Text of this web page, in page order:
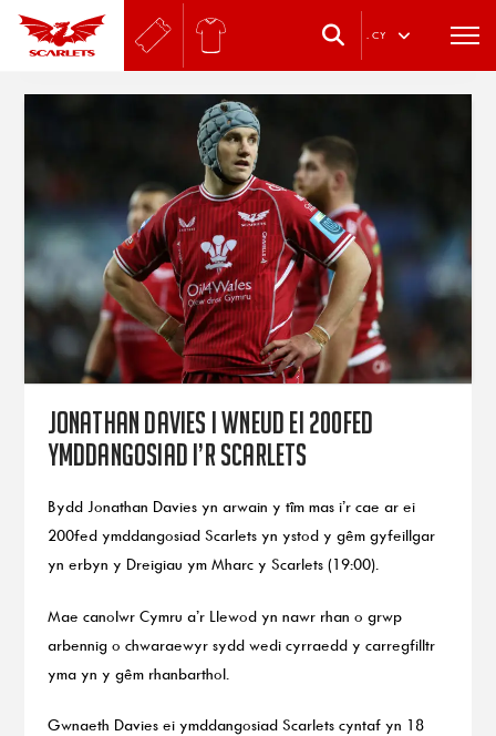
. CY
Jonathan Davies i wneud ei 200fed
ymddangosiad i’r Scarlets
Bydd Jonathan Davies yn arwain y tîm mas i’r cae ar ei
200fed ymddangosiad Scarlets yn ystod y gêm gyfeillgar
yn erbyn y Dreigiau ym Mharc y Scarlets (19:00).
Mae canolwr Cymru a’r Llewod yn nawr rhan o grwp
arbennig o chwaraewyr sydd wedi cyrraedd y carregfilltr
yma yn y gêm rhanbarthol.
Gwnaeth Davies ei ymddangosiad Scarlets cyntaf yn 18